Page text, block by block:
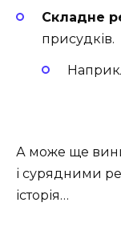
Складне
присудків.
А може ще
і сурядними
історія…